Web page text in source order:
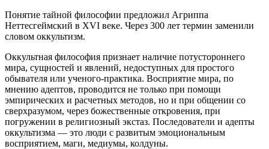
Понятие тайной философии предложил Агриппа
Неттесгеймский в XVI веке. Через 300 лет термин заменили
словом оккультизм.
Оккультная философия признает наличие потустороннего
мира, сущностей и явлений, недоступных для простого
обывателя или ученого-практика. Восприятие мира, по
мнению адептов, проводится не только при помощи
эмпирических и расчетных методов, но и при общении со
сверхразумом, через божественные откровения, при
погружении в религиозный экстаз. Последователи и адепты
оккультизма — это люди с развитым эмоциональным
восприятием, маги, медиумы, колдуны.